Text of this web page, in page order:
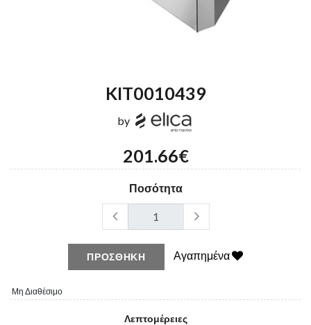
KIT0010439
by
201.66€
Ποσότητα
ΠΡΟΣΘΉΚΗ Αγαπημένα
Μη Διαθέσιμο
Λεπτομέρειες